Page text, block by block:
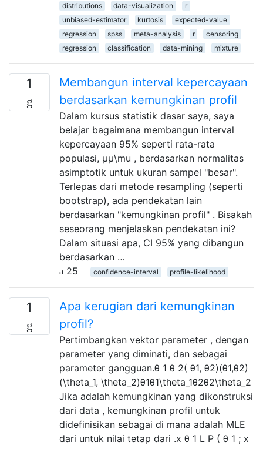
distributions
data-visualization
r
unbiased-estimator
kurtosis
expected-value
regression
spss meta-analysis r
censoring
regression
classification data-mining mixture
1
Membangun interval kepercayaan
berdasarkan kemungkinan profil
Dalam kursus statistik dasar saya, saya
belajar bagaimana membangun interval
kepercayaan 95% seperti rata-rata
populasi, μμ\mu , berdasarkan normalitas
asimptotik untuk ukuran sampel "besar".
Terlepas dari metode resampling (seperti
bootstrap), ada pendekatan lain
berdasarkan "kemungkinan profil" . Bisakah
seseorang menjelaskan pendekatan ini?
Dalam situasi apa, CI 95% yang dibangun
berdasarkan …
25
confidence-interval profile-likelihood
1
Apa kerugian dari kemungkinan
profil?
Pertimbangkan vektor parameter , dengan
parameter yang diminati, dan sebagai
parameter gangguan.θ 1 θ 2( θ1, θ2)(θ1,θ2)
(\theta_1, \theta_2)θ1θ1\theta_1θ2θ2\theta_2
Jika adalah kemungkinan yang dikonstruksi
dari data , kemungkinan profil untuk
didefinisikan sebagai di mana adalah MLE
dari untuk nilai tetap dari .x θ 1 L P ( θ 1 ; x